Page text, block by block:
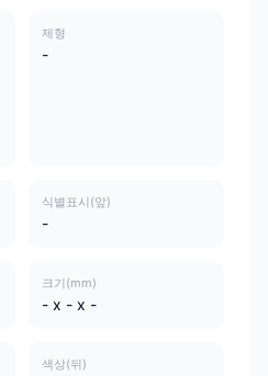
제형
-
식별표시(앞)
-
크기(mm)
- x - x -
색상(뒤)